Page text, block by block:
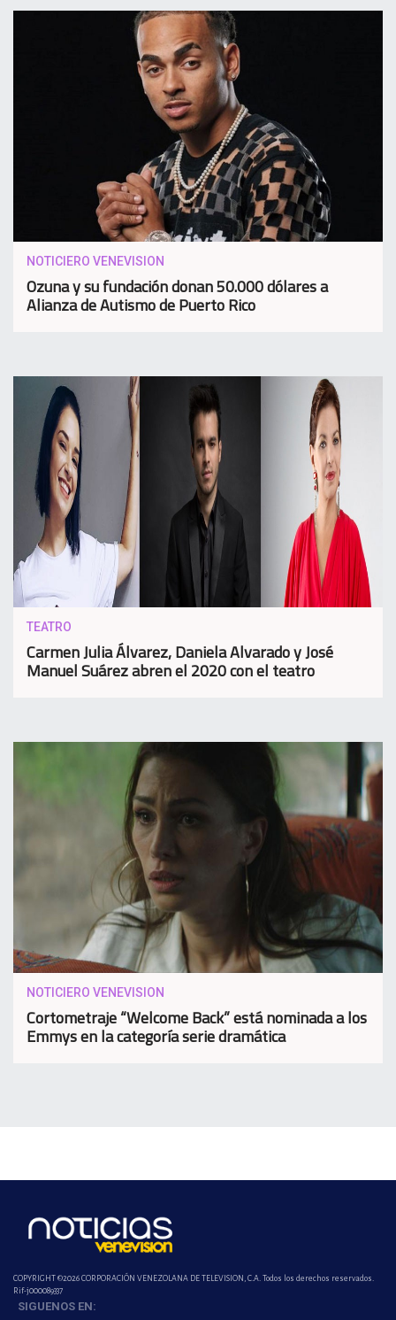
NOTICIERO VENEVISION
Ozuna y su fundación donan 50.000 dólares a
Alianza de Autismo de Puerto Rico
TEATRO
Carmen Julia Álvarez, Daniela Alvarado y José
Manuel Suárez abren el 2020 con el teatro
NOTICIERO VENEVISION
Cortometraje “Welcome Back” está nominada a los
Emmys en la categoría serie dramática
COPYRIGHT ©2026 CORPORACIÓN VENEZOLANA DE TELEVISION, C.A. Todos los derechos reservados.
Rif-j000089337
SIGUENOS EN: